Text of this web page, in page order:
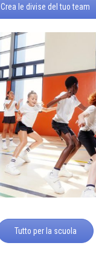
Crea le divise del tuo team
Tutto per la scuola